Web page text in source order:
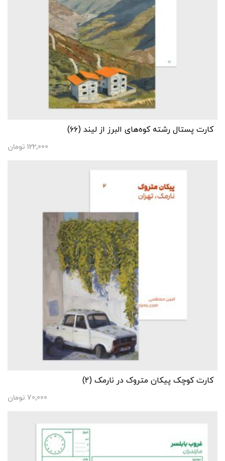
کارت پستال رشته ‌کوه‌های البرز از لیند (۶۶)
122,000 تومان
کارت کوچک پیکان متروک در نارمک (۲)
70,000 تومان